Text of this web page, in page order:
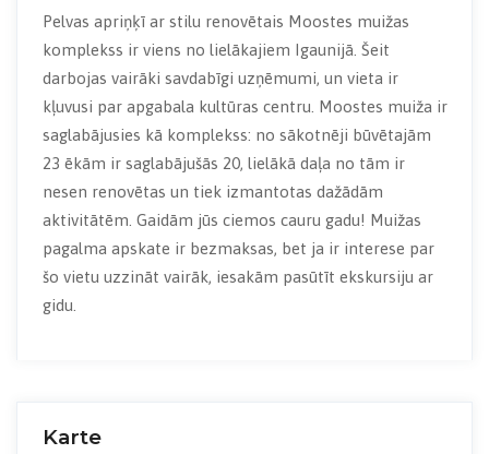
Pelvas apriņķī ar stilu renovētais Moostes muižas
komplekss ir viens no lielākajiem Igaunijā. Šeit
darbojas vairāki savdabīgi uzņēmumi, un vieta ir
kļuvusi par apgabala kultūras centru. Moostes muiža ir
saglabājusies kā komplekss: no sākotnēji būvētajām
23 ēkām ir saglabājušās 20, lielākā daļa no tām ir
nesen renovētas un tiek izmantotas dažādām
aktivitātēm. Gaidām jūs ciemos cauru gadu! Muižas
pagalma apskate ir bezmaksas, bet ja ir interese par
šo vietu uzzināt vairāk, iesakām pasūtīt ekskursiju ar
gidu.
Karte